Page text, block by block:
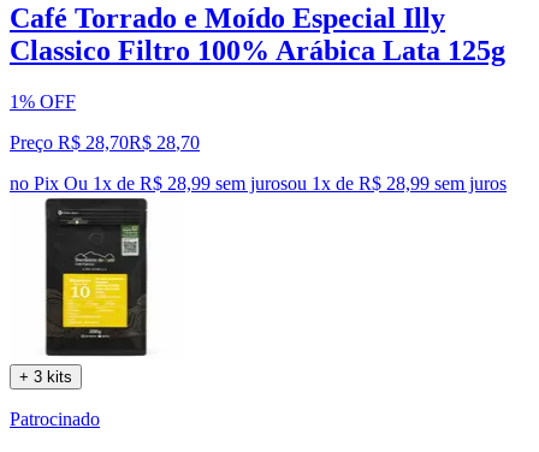
Café Torrado e Moído Especial Illy
Classico Filtro 100% Arábica Lata 125g
1% OFF
Preço R$ 28,70R$ 28,70
no Pix Ou 1x de R$ 28,99 sem jurosou 1x de R$ 28,99 sem juros
+ 3 kits
Patrocinado